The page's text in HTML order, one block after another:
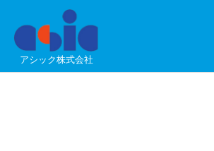
アシック株式会社